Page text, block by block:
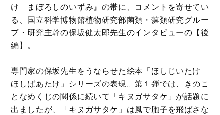
け まぼろしのいずみ』の帯に、コメントを寄せてい
る、国立科学博物館植物研究部菌類・藻類研究グルー
プ・研究主幹の保坂健太郎先生のインタビューの【後
編】。
専門家の保坂先生をうならせた絵本「ほしじいたけ
ほしばあたけ」シリーズの表現。第１弾では、きのこ
となめくじの関係に続いて「キヌガサタケ」が話題に
出ましたが、「キヌガサタケ」は風で胞子を飛ばさな